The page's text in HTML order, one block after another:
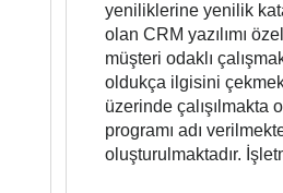
yeniliklerine yenilik
olan CRM yazılımı
müşteri odaklı
oldukça ilgisini
üzerinde çalışılmakta
programı adı
oluşturulmaktadır.